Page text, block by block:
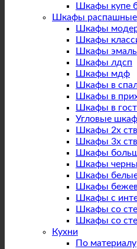
Шкафы купе
Шкафы распашные
Шкафы
Шкафы
Шкафы эмаль
Шкафы лдсп
Шкафы мдф
Шкафы в
Шкафы в
Шкафы в
Угловые
Шкафы 2х
Шкафы 3х
Шкафы
Шкафы
Шкафы
Шкафы
Шкафы с
Шкафы со
Шкафы со
Кухни
По материалу